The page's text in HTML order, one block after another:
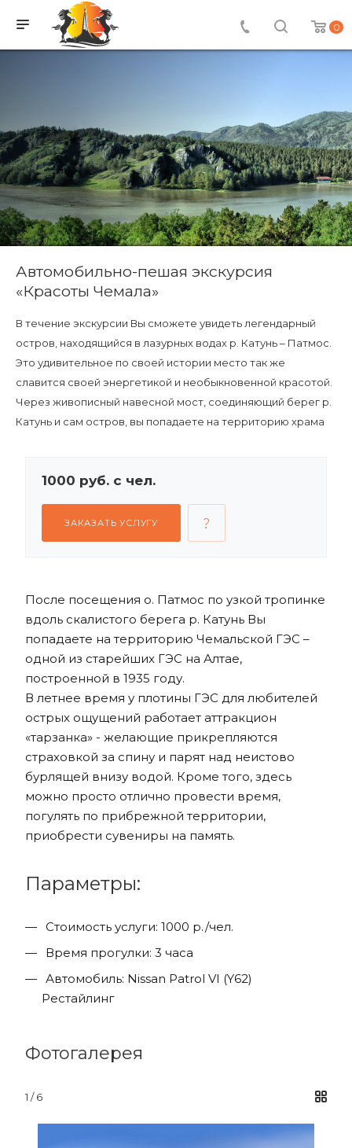
0
Автомобильно-пешая экскурсия
«Красоты Чемала»
В течение экскурсии Вы сможете увидеть легендарный
остров, находящийся в лазурных водах р. Катунь – Патмос.
Это удивительное по своей истории место так же
славится своей энергетикой и необыкновенной красотой.
Через живописный навесной мост, соединяющий берег р.
Катунь и сам остров, вы попадаете на территорию храма
1000 руб. с чел.
ЗАКАЗАТЬ УСЛУГУ
После посещения о. Патмос по узкой тропинке
вдоль скалистого берега р. Катунь Вы
попадаете на территорию Чемальской ГЭС –
одной из старейших ГЭС на Алтае,
построенной в 1935 году.
В летнее время у плотины ГЭС для любителей
острых ощущений работает аттракцион
«тарзанка» - желающие прикрепляются
страховкой за спину и парят над неистово
бурлящей внизу водой. Кроме того, здесь
можно просто отлично провести время,
погулять по прибрежной территории,
приобрести сувениры на память.
Параметры:
Стоимость услуги: 1000 р./чел.
Время прогулки: 3 часа
Автомобиль: Nissan Patrol VI (Y62)
Рестайлинг
Фотогалерея
1 / 6